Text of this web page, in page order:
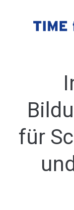
Lösungen
Produkte
für